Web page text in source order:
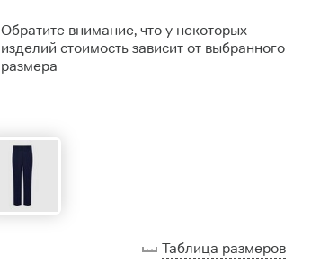
Обратите внимание, что у некоторых
изделий стоимость зависит от выбранного
размера
Таблица размеров